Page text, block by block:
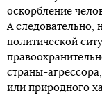
оскорбление
А следовательно,
политической
страны-
или природного